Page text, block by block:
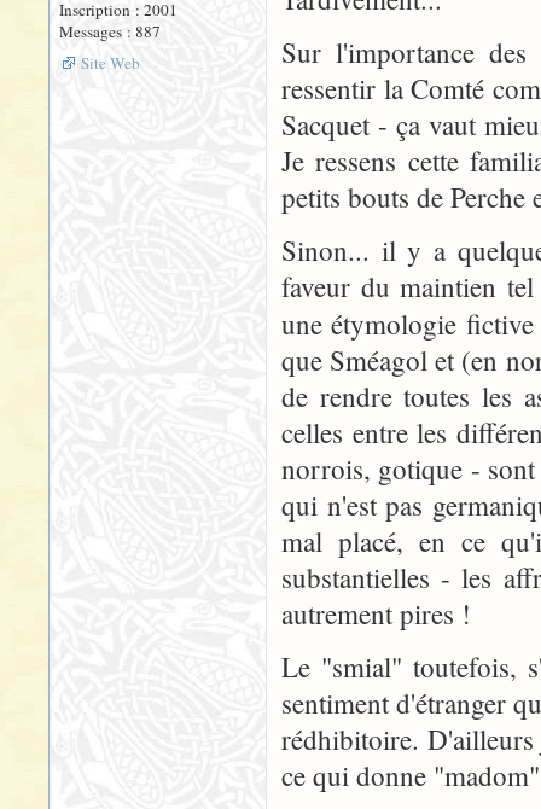
Inscription : 2001
Messages : 887
Site Web
Sur l'importance
ressentir la Comté
Sacquet - ça vaut
Je ressens cette
petits bouts de Perche
Sinon... il y a
faveur du maintien
une étymologie
que Sméagol et (en
de rendre toutes les
celles entre les
norrois, gotique - sont
qui n'est pas
mal placé, en ce
substantielles - les
autrement pires !
Le "smial" toutefois,
sentiment d'étranger
rédhibitoire.
ce qui donne